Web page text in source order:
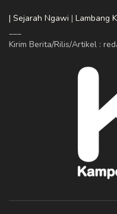
| Sejarah Ngawi | Lambang
___
Kirim Berita/Rilis/Artikel :